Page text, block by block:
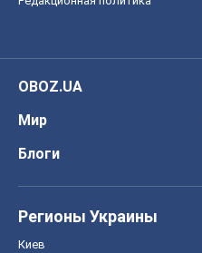
OBOZ.UA
Мир
Блоги
Регионы Украины
Киев